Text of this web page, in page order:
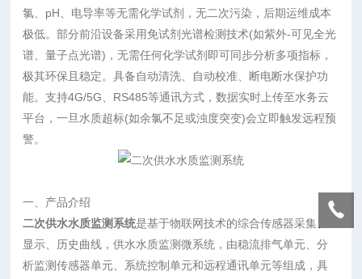
氯、pH、电导率等无需化学试剂，无二次污染，后期运维成本
极低。部分前沿设备采用免试剂光谱检测技术(如紫外-可见全光
谱、量子点光谱)，无需任何化学试剂即可同步分析多项指标，
极其环保且稳定。具备自动清洗、自动校准、断电断水保护功
能。支持4G/5G、RS485等通讯方式，数据实时上传至水务云
平台，一旦水质超标(如余氯不足或浊度突变)会立即触发远程预
警。
一、产品介绍
二次供水水质监测系统是基于物联网技术的综合传感器采集、
显示、历史曲线，供水水质监测微系统，由稳流排气单元、分
析监测传感器单元、系统控制单元和远程通讯单元等组成，具